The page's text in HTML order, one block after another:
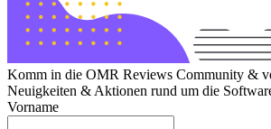
Komm in die OMR Reviews Community &
Neuigkeiten & Aktionen rund um die
Vorname